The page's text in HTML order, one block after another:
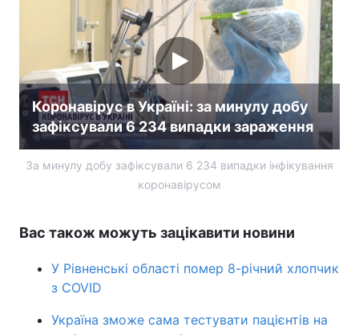
Коронавірус в Україні: за минулу добу
зафіксували 6 234 випадки зараження
За минулу добу зафіксували 6 234 випадки інфікування
коронавірусом
Вас також можуть зацікавити новини
У Рівненські області помер 8-річний хлопчик
з COVID
Україна зможе сама тестувати пацієнтів на